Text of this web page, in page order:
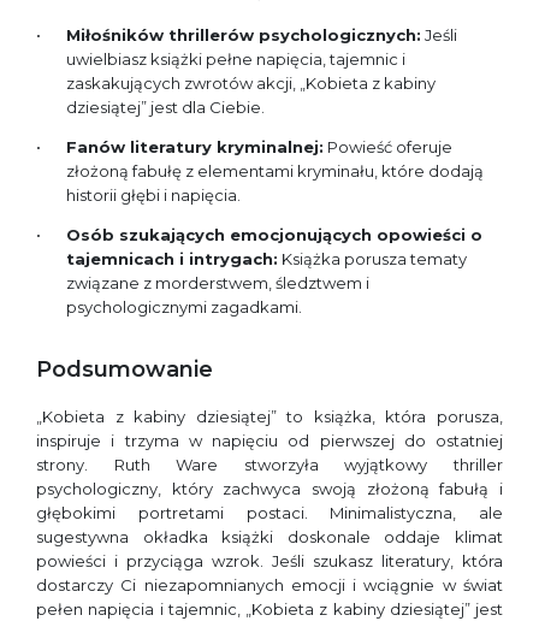
Miłośników thrillerów psychologicznych: Jeśli
uwielbiasz książki pełne napięcia, tajemnic i
zaskakujących zwrotów akcji, „Kobieta z kabiny
dziesiątej” jest dla Ciebie.
Fanów literatury kryminalnej: Powieść oferuje
złożoną fabułę z elementami kryminału, które dodają
historii głębi i napięcia.
Osób szukających emocjonujących opowieści o
tajemnicach i intrygach: Książka porusza tematy
związane z morderstwem, śledztwem i
psychologicznymi zagadkami.
Podsumowanie
„Kobieta z kabiny dziesiątej” to książka, która porusza,
inspiruje i trzyma w napięciu od pierwszej do ostatniej
strony. Ruth Ware stworzyła wyjątkowy thriller
psychologiczny, który zachwyca swoją złożoną fabułą i
głębokimi portretami postaci. Minimalistyczna, ale
sugestywna okładka książki doskonale oddaje klimat
powieści i przyciąga wzrok. Jeśli szukasz literatury, która
dostarczy Ci niezapomnianych emocji i wciągnie w świat
pełen napięcia i tajemnic, „Kobieta z kabiny dziesiątej” jest